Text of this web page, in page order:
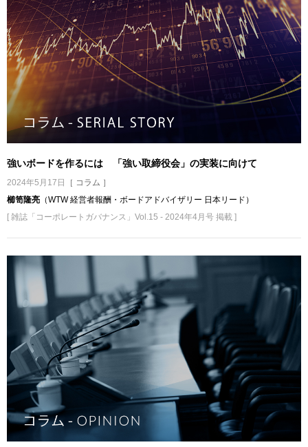
強いボードを作るには 「強い取締役会」の実装に向けて
2024年5月17日
［ コラム ］
櫛笥隆亮 （WTW 経営者報酬・ボードアドバイザリー 日本リード）
[ 雑誌「コーポレートガバナンス」Vol.15 - 2024年4月号 掲載 ]